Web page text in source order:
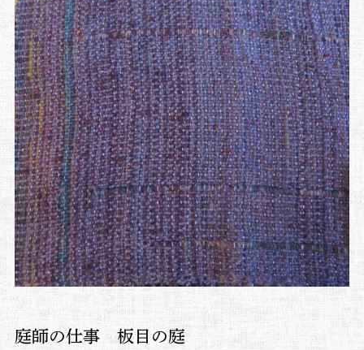
庭師の仕事 板目の庭